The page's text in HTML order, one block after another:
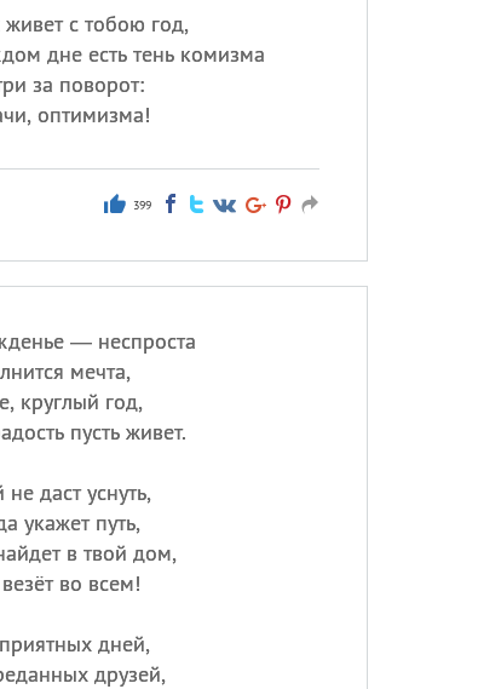
живет с тобою год,
дне есть тень комизма
за поворот:
оптимизма!
399
— неспроста
мечта,
круглый год,
пусть живет.
даст уснуть,
укажет путь,
в твой дом,
во всем!
дней,
друзей,